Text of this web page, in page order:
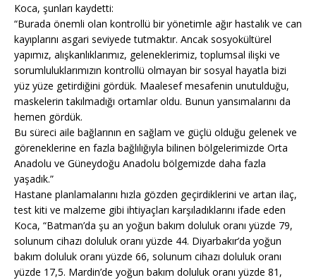
Koca, şunları kaydetti:
“Burada önemli olan kontrollü bir yönetimle ağır hastalık ve can
kayıplarını asgari seviyede tutmaktır. Ancak sosyokültürel
yapımız, alışkanlıklarımız, geleneklerimiz, toplumsal ilişki ve
sorumluluklarımızın kontrollü olmayan bir sosyal hayatla bizi
yüz yüze getirdiğini gördük. Maalesef mesafenin unutulduğu,
maskelerin takılmadığı ortamlar oldu. Bunun yansımalarını da
hemen gördük.
Bu süreci aile bağlarının en sağlam ve güçlü olduğu gelenek ve
göreneklerine en fazla bağlılığıyla bilinen bölgelerimizde Orta
Anadolu ve Güneydoğu Anadolu bölgemizde daha fazla
yaşadık.”
Hastane planlamalarını hızla gözden geçirdiklerini ve artan ilaç,
test kiti ve malzeme gibi ihtiyaçları karşıladıklarını ifade eden
Koca, “Batman’da şu an yoğun bakım doluluk oranı yüzde 79,
solunum cihazı doluluk oranı yüzde 44. Diyarbakır’da yoğun
bakım doluluk oranı yüzde 66, solunum cihazı doluluk oranı
yüzde 17,5. Mardin’de yoğun bakım doluluk oranı yüzde 81,